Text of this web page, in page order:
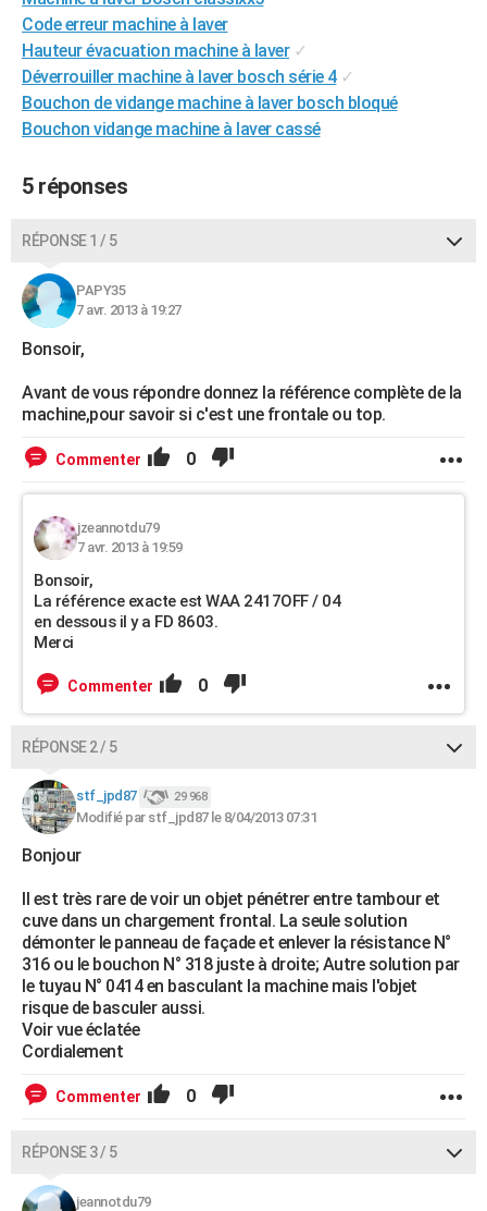
Destinations
City break
Voyage nature
Voyage de noces
Forum
Climat
+PHOTO
GUIDES D'ACHAT
BONS PLANS
Carte de Noël
Carte Bonne année
Carte Saint-Valentin
Carte Pâques
Carte d'anniversaire
DICTIONNAIRE
Dictionnaire
Biographies
Citations
Expressions
Proverbes
PROGRAMME TV
COPAINS D'AVANT
S'inscrire
Se connecter
Lycées
Collèges
Primaires
Universités
Entreprises
Service militaire
Avis de recherche
Bricolage
Lifestyle
Culture
Sport
Auto
Television
Voyage
Cinema
Code erreur machine à laver
Hauteur évacuation machine à laver ✓
Déverrouiller machine à laver bosch série 4 ✓
Bouchon de vidange machine à laver bosch bloqué
Bouchon vidange machine à laver cassé
5 réponses
RÉPONSE 1 / 5
PAPY35
7 avr. 2013 à 19:27
Bonsoir,
Avant de vous répondre donnez la référence complète de la
machine,pour savoir si c'est une frontale ou top.
Commenter 0
jzeannotdu79
7 avr. 2013 à 19:59
Bonsoir,
La référence exacte est WAA 2417OFF / 04
en dessous il y a FD 8603.
Merci
Commenter 0
RÉPONSE 2 / 5
stf_jpd87 29 968
Modifié par stf_jpd87 le 8/04/2013 07:31
Bonjour
Il est très rare de voir un objet pénétrer entre tambour et
cuve dans un chargement frontal. La seule solution
démonter le panneau de façade et enlever la résistance N°
316 ou le bouchon N° 318 juste à droite; Autre solution par
le tuyau N° 0414 en basculant la machine mais l'objet
risque de basculer aussi.
Voir vue éclatée
Cordialement
Commenter 0
RÉPONSE 3 / 5
jeannotdu79